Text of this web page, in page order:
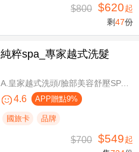
$800 $620起
剩47份
純粹spa_專家越式洗髮
A.皇家越式洗頭/臉部美容舒壓SPA/舒壓採耳SPA 三選一40分(手技40分) / B.越式經典足底深層保養+去足繭+精油按摩 / C.越式純粹經典套餐(臉部美容舒壓SPA/舒壓採耳SPA二選一)全程80分(手技80分) / D.越式皇家古法按摩|全身越式精油舒壓/越式古法指壓 任選全程60分(手技60分)
4.6 APP贈點9%
國旅卡 品牌
$700 $549起